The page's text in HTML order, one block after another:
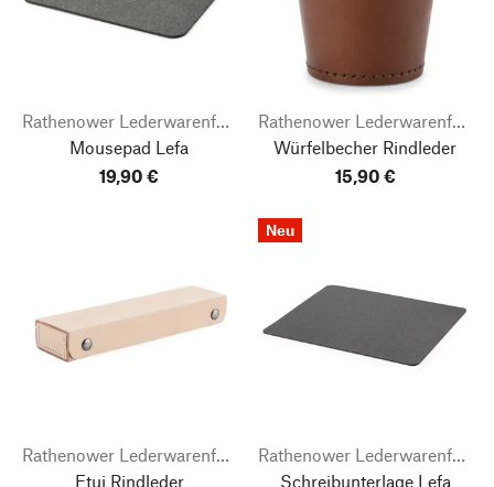
Rathenower Lederwarenfabrik
Mousepad Lefa
19,90 €
Rathenower Lederwarenfabrik
Würfelbecher Rindleder
15,90 €
Rathenower Lederwarenfabrik
Etui Rindleder
Neu
Rathenower Lederwarenfabrik
Schreibunterlage Lefa